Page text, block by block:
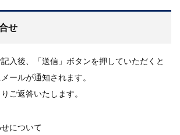
せ
入後、「送信」ボタンを押していただくと
ールが通知されます。
ご返答いたします。
について